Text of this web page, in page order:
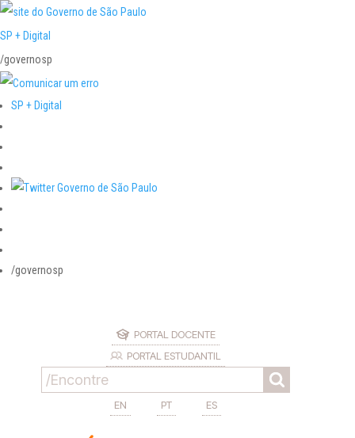
SP + Digital
/governosp
SP + Digital
/governosp
PORTAL DOCENTE
PORTAL ESTUDANTIL
EN PT ES